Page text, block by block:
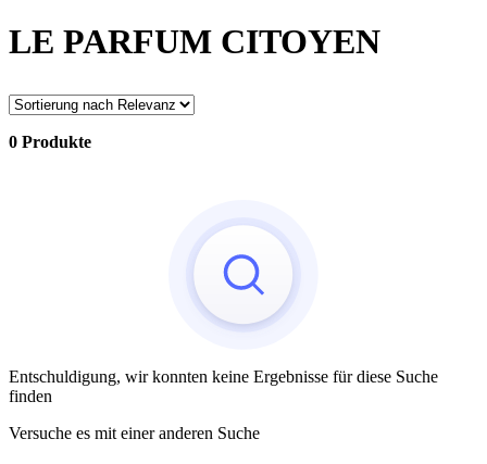
LE PARFUM CITOYEN
0 Produkte
Entschuldigung, wir konnten keine Ergebnisse für diese Suche
finden
Versuche es mit einer anderen Suche